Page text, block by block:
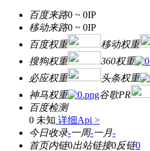
百度来路0 ~ 0IP
移动来路0 ~ 0IP
百度权重
移动权重
搜狗权重
360权重
必应权重
头条权重
神马权重
谷歌PR
百度检测
0 未知 详细Api >
今日收录-一周-一月-
首页内链0出站链接0反链0